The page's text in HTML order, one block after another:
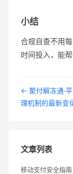
小结
合规自查不用
时间投入，能
← 聚付解冻通·
理机制的最新变
文章列表
移动支付安全指